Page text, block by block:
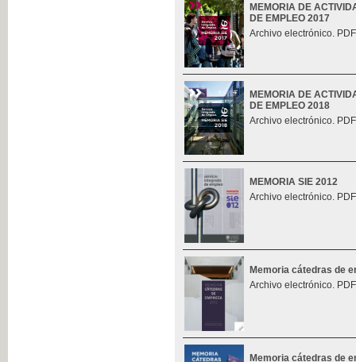
MEMORIA DE
DE EMPLEO 2017
Archivo electrónico.
MEMORIA DE
DE EMPLEO 2018
Archivo electrónico.
MEMORIA SIE 2012
Archivo electrónico.
Memoria cátedras de
Archivo electrónico.
Memoria cátedras de